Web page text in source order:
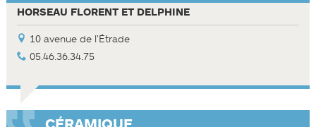
HORSEAU FLORENT ET DELPHINE
10 avenue de l'Étrade
05.46.36.34.75